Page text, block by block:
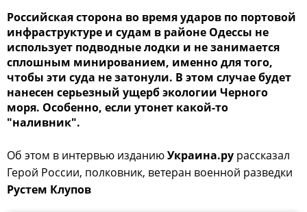
Российская сторона во время ударов по портовой
инфраструктуре и судам в районе Одессы не
использует подводные лодки и не занимается
сплошным минированием, именно для того,
чтобы эти суда не затонули. В этом случае будет
нанесен серьезный ущерб экологии Черного
моря. Особенно, если утонет какой-то
"наливник".
Об этом в интервью изданиюУкраина.ру рассказал
Герой России, полковник, ветеран военной разведки
Рустем Клупов